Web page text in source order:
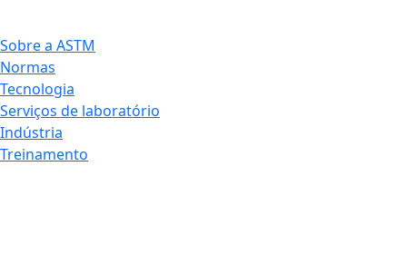
Sobre a ASTM
Normas
Tecnologia
Serviços de laboratório
Indústria
Treinamento